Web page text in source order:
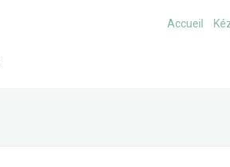
Accueil